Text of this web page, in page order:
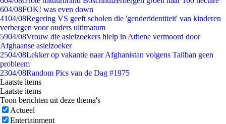
604/08FOK! was even down
4104/08Regering VS geeft scholen die 'genderidentiteit' van kinderen
verbergen voor ouders ultimatum
5904/08Vrouw die asielzoekers hielp in Athene vermoord door
Afghaanse asielzoeker
2504/08Lekker op vakantie naar Afghanistan volgens Taliban geen
probleem
2304/08Random Pics van de Dag #1975
Laatste items
Laatste items
Toon berichten uit deze thema's
Actueel
Entertainment